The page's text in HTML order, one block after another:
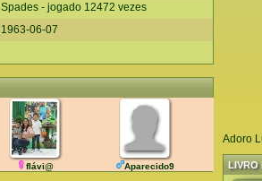
Spades - jogado 12472 vezes
1963-06-07
flávi@ Aparecido9
Adoro
LIVRO